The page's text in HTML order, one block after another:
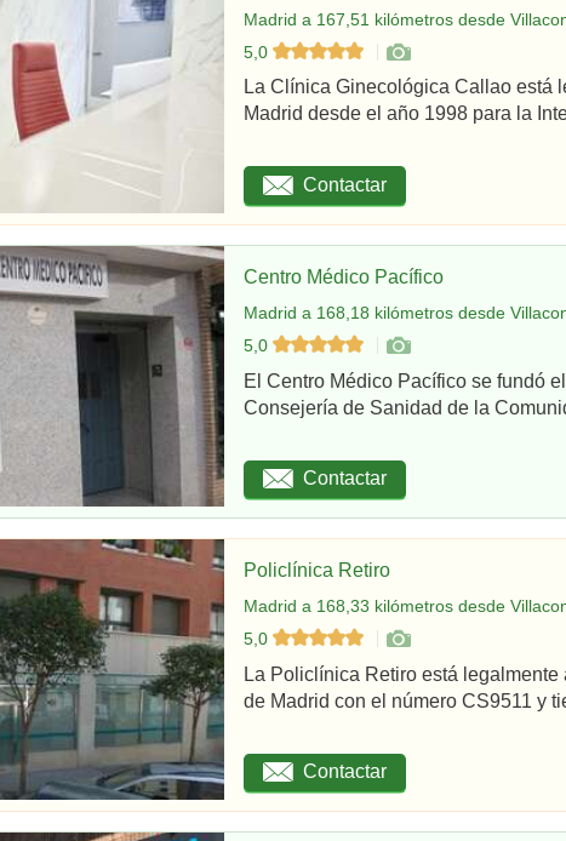
Madrid a 167,51 kilómetros desde
5,0
La Clínica Ginecológica Callao está
Madrid desde el año 1998 para la
Contactar
Centro Médico Pacífico
Madrid a 168,18 kilómetros desde
5,0
El Centro Médico Pacífico se fundó
Consejería de Sanidad de la
Contactar
Policlínica Retiro
Madrid a 168,33 kilómetros desde
5,0
La Policlínica Retiro está
de Madrid con el número CS9511 y
Contactar